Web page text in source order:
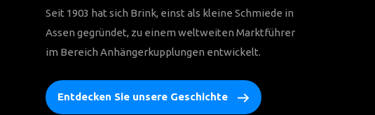
Seit 1903 hat sich Brink, einst als kleine Schmiede in
Assen gegründet, zu einem weltweiten Marktführer
im Bereich Anhängerkupplungen entwickelt.
Entdecken Sie unsere Geschichte